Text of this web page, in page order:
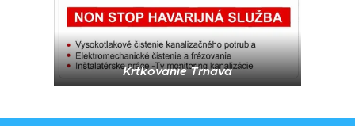
Krtkovanie Trnava